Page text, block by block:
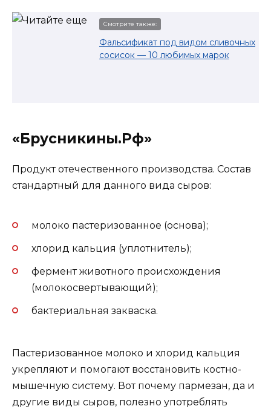
Смотрите также:
Фальсификат под видом сливочных
сосисок — 10 любимых марок
«Брусникины.Рф»
Продукт отечественного производства. Состав
стандартный для данного вида сыров:
молоко пастеризованное (основа);
хлорид кальция (уплотнитель);
фермент животного происхождения
(молокосвертывающий);
бактериальная закваска.
Пастеризованное молоко и хлорид кальция
укрепляют и помогают восстановить костно-
мышечную систему. Вот почему пармезан, да и
другие виды сыров, полезно употреблять